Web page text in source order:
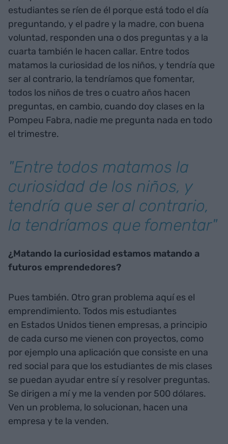
estudiantes se ríen de él porque está todo el día
preguntando, y el padre y la madre, con buena
voluntad, responden una o dos preguntas y a la
cuarta también le hacen callar. Entre todos
matamos la curiosidad de los niños, y tendría que
ser al contrario, la tendríamos que fomentar,
todos los niños de tres o cuatro años hacen
preguntas, en cambio, cuando doy clases en la
Pompeu Fabra, nadie me pregunta nada en todo
el trimestre.
"Entre todos matamos la
curiosidad de los niños, y
tendría que ser al contrario,
la tendríamos que fomentar"
¿Matando la curiosidad estamos matando a
futuros emprendedores?
Pues también. Otro gran problema aquí es el
emprendimiento. Todos mis estudiantes
en Estados Unidos tienen empresas, a principio
de cada curso me vienen con proyectos, como
por ejemplo una aplicación que consiste en una
red social para que los estudiantes de mis clases
se puedan ayudar entre sí y resolver preguntas.
Se dirigen a mí y me la venden por 500 dólares.
Ven un problema, lo solucionan, hacen una
empresa y te la venden.